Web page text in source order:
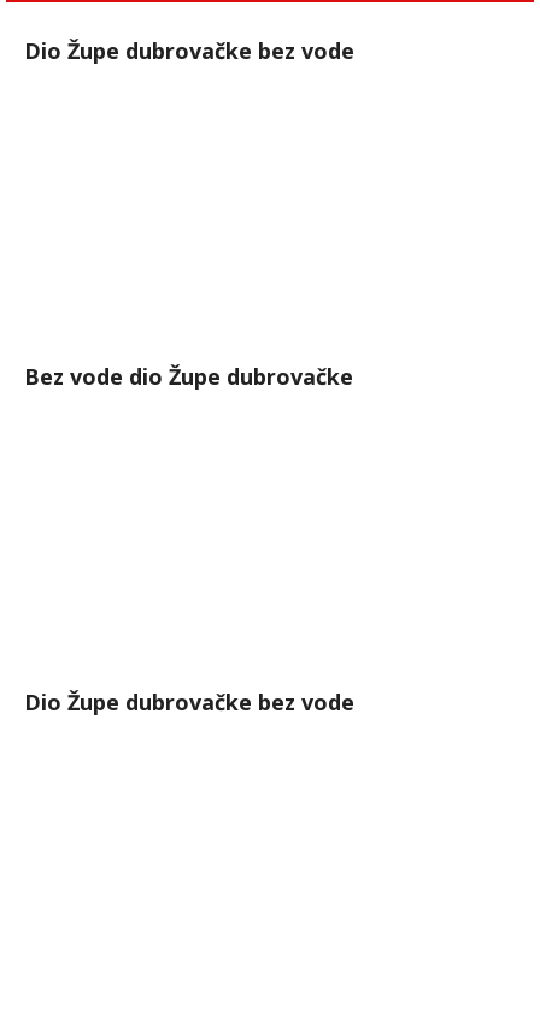
Dio Župe dubrovačke bez vode
Bez vode dio Župe dubrovačke
Dio Župe dubrovačke bez vode